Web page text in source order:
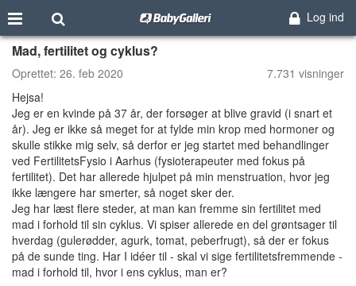
Log ind
Mad, fertilitet og cyklus?
Oprettet: 26. feb 2020
7.731 visninger
Hejsa!
Jeg er en kvinde på 37 år, der forsøger at blive gravid (i snart et
år). Jeg er ikke så meget for at fylde min krop med hormoner og
skulle stikke mig selv, så derfor er jeg startet med behandlinger
ved FertilitetsFysio i Aarhus (fysioterapeuter med fokus på
fertilitet). Det har allerede hjulpet på min menstruation, hvor jeg
ikke længere har smerter, så noget sker der.
Jeg har læst flere steder, at man kan fremme sin fertilitet med
mad i forhold til sin cyklus. Vi spiser allerede en del grøntsager til
hverdag (gulerødder, agurk, tomat, peberfrugt), så der er fokus
på de sunde ting. Har I idéer til - skal vi sige fertilitetsfremmende -
mad i forhold til, hvor i ens cyklus, man er?